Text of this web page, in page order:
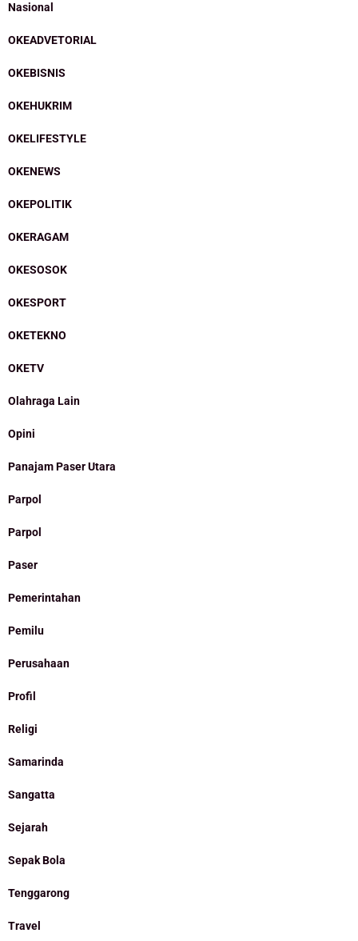
Nasional
OKEADVETORIAL
OKEBISNIS
OKEHUKRIM
OKELIFESTYLE
OKENEWS
OKEPOLITIK
OKERAGAM
OKESOSOK
OKESPORT
OKETEKNO
OKETV
Olahraga Lain
Opini
Panajam Paser Utara
Parpol
Parpol
Paser
Pemerintahan
Pemilu
Perusahaan
Profil
Religi
Samarinda
Sangatta
Sejarah
Sepak Bola
Tenggarong
Travel